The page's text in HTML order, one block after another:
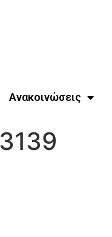
Ανακοινώσεις